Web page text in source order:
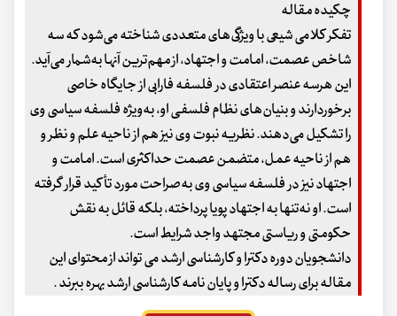
چکیده مقاله
تفکر کلامی شیعی با ویژگی‌های متعددی شناخته می‌شود که سه
شاخص عصمت، امامت و اجتهاد، از مهم‌ترین آنها به‌شمار می‌آید.
این هرسه عنصر اعتقادی در فلسفه فارابی از جایگاه خاصی
برخوردارند و بنیان‌های نظام فلسفی او، به‌ویژه فلسفه سیاسی وی
را تشکیل می‌دهند. نظریه نبوت وی نیز هم از ناحیه علم و نظر و
هم از ناحیه عمل، متضمن عصمت حداکثری است. امامت و
اجتهاد نیز در فلسفه سیاسی وی به‌صراحت مورد تأکید قرار گرفته
است. او نه‌تنها به اجتهاد پویا پرداخته، بلکه قائل به نقش
حکومتی و ریاستی مجتهد واجد شرایط است.
دانشجویان دوره دکترا و کارشناسی ارشد می تواند از محتوای این
مقاله برای رساله دکترا و پایان نامه کارشناسی ارشد بهره ببرند .